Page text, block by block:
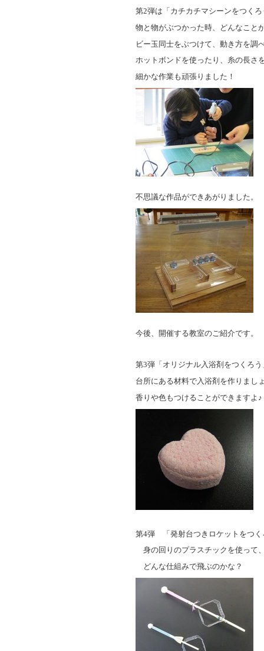
第2弾は「カチカチマシーンをつく
物と物がぶつかった時、どんなこと
ビー玉同士をぶつけて、動き方を調
ホットボンドを使ったり、糸の長さ
細かな作業も頑張りました！
不思議な作品ができあがりました。
今後、開催する教室のご紹介です。
第3弾「オリジナル入浴剤をつくろう
台所にある材料で入浴剤を作りまし
香りや色もつけることができますよ♪
第4弾 「発射台つきロケットをつく
身の回りのプラスチックを使って
どんな仕組みで飛ぶのかな？